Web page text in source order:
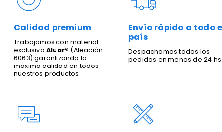
Calidad premium
Trabajamos con material
exclusivo Aluar® (Aleación
6063) garantizando la
máxima calidad en todos
nuestros productos.
Envío rápido a todo
país
Despachamos todos los
pedidos en menos de 24